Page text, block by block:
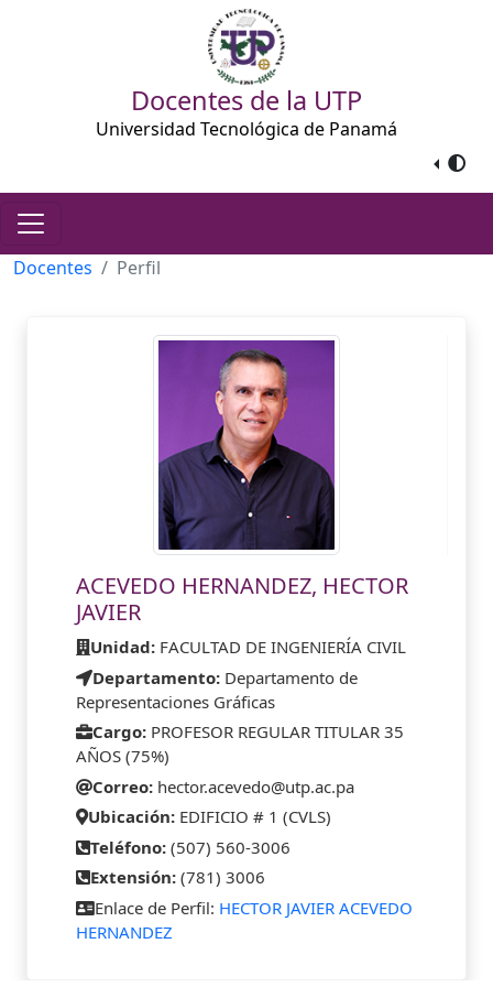
Docentes de la UTP
Universidad Tecnológica de Panamá
Docentes Perfil
ACEVEDO HERNANDEZ, HECTOR
JAVIER
Unidad: FACULTAD DE INGENIERÍA CIVIL
Departamento: Departamento de
Representaciones Gráficas
Cargo: PROFESOR REGULAR TITULAR 35
AÑOS (75%)
Correo: hector.acevedo@utp.ac.pa
Ubicación: EDIFICIO # 1 (CVLS)
Teléfono: (507) 560-3006
Extensión: (781) 3006
Enlace de Perfil: HECTOR JAVIER ACEVEDO
HERNANDEZ